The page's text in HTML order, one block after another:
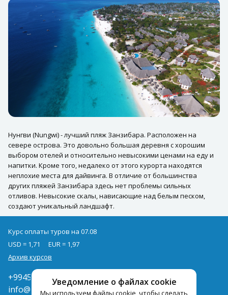
Нунгви (Nungwi) - лучший пляж Занзибара. Расположен на
севере острова. Это довольно большая деревня с хорошим
выбором отелей и относительно невысокими ценами на еду и
напитки. Кроме того, недалеко от этого курорта находятся
неплохие места для дайвинга. В отличие от большинства
других пляжей Занзибара здесь нет проблемы сильных
отливов. Невысокие скалы, нависающие над белым песком,
создают уникальный ландшафт.
Уведомление о файлах cookie
Мы используем файлы cookie, чтобы сделать
Курс оплаты туров на 07.08
USD = 1,71
EUR = 1,97
Архив курсов
+994502285435
info@pegast.az